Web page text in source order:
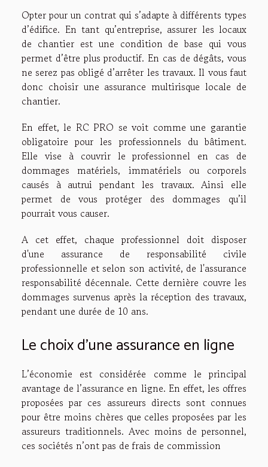
Opter pour un contrat qui s’adapte à différents types
d’édifice. En tant qu’entreprise, assurer les locaux
de chantier est une condition de base qui vous
permet d’être plus productif. En cas de dégâts, vous
ne serez pas obligé d’arrêter les travaux. Il vous faut
donc choisir une assurance multirisque locale de
chantier.
En effet, le RC PRO se voit comme une garantie
obligatoire pour les professionnels du bâtiment.
Elle vise à couvrir le professionnel en cas de
dommages matériels, immatériels ou corporels
causés à autrui pendant les travaux. Ainsi elle
permet de vous protéger des dommages qu’il
pourrait vous causer.
A cet effet, chaque professionnel doit disposer
d'une assurance de responsabilité civile
professionnelle et selon son activité, de l'assurance
responsabilité décennale. Cette dernière couvre les
dommages survenus après la réception des travaux,
pendant une durée de 10 ans.
Le choix d’une assurance en ligne
L’économie est considérée comme le principal
avantage de l’assurance en ligne. En effet, les offres
proposées par ces assureurs directs sont connues
pour être moins chères que celles proposées par les
assureurs traditionnels. Avec moins de personnel,
ces sociétés n’ont pas de frais de commission